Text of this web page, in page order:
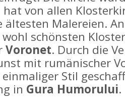
von allen
ältesten Malereien.
schönsten
Voronet. Durch die
mit rumänischer
Stil
in Gura Humorului.